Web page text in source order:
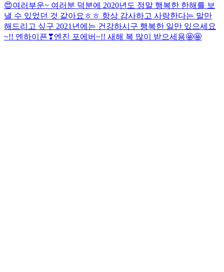
😍여러부운~ 여러분 덕분에 2020년도 정말 행복한 한해를 보
낼 수 있었던 것 같아요ㅎㅎ 항상 감사하고 사랑한다는 말만
해드리고 싶구 2021년에는 건강하시구 행복한 일만 있으세요
~!! 엔하이픈❣엔진 포에버~!! 새해 복 많이 받으세용🤩🤩